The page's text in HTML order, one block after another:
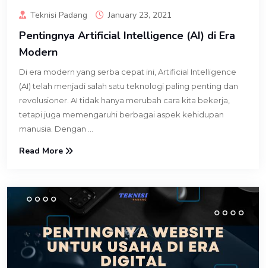
Teknisi Padang January 23, 2021
Pentingnya Artificial Intelligence (AI) di Era
Modern
Di era modern yang serba cepat ini, Artificial Intelligence
(AI) telah menjadi salah satu teknologi paling penting dan
revolusioner. AI tidak hanya merubah cara kita bekerja,
tetapi juga memengaruhi berbagai aspek kehidupan
manusia. Dengan ...
Read More